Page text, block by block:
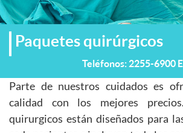
Paquetes quirúrgicos
Teléfonos: 2255-6900
Parte de nuestros cuidados es
calidad con los mejores
quirurgicos están diseñados para